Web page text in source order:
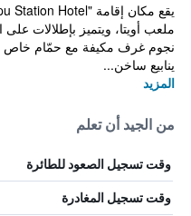
نجوم غرف مكيفة مع حمّام خاص
ينابيع ساخن...
المزيد
من الجيد أن تعلم
وقت تسجيل الصعود للطائرة
وقت تسجيل المغادرة